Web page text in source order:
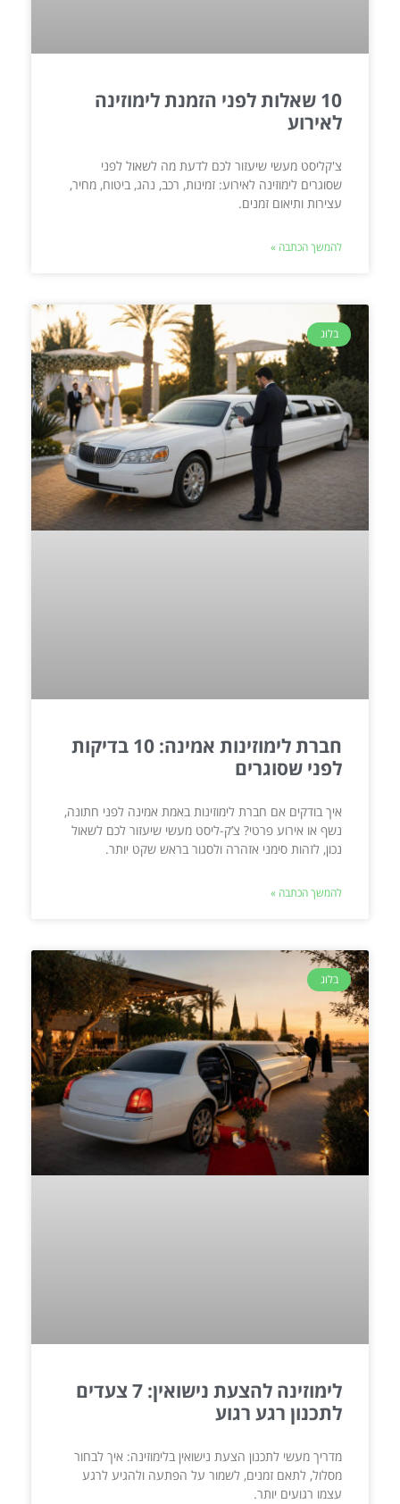
10 שאלות לפני הזמנת לימוזינה
לאירוע
צ'קליסט מעשי שיעזור לכם לדעת מה לשאול לפני
שסוגרים לימוזינה לאירוע: זמינות, רכב, נהג, ביטוח, מחיר,
עצירות ותיאום זמנים.
להמשך הכתבה »
בלוג
חברת לימוזינות אמינה: 10 בדיקות
לפני שסוגרים
איך בודקים אם חברת לימוזינות באמת אמינה לפני חתונה,
נשף או אירוע פרטי? צ’ק-ליסט מעשי שיעזור לכם לשאול
נכון, לזהות סימני אזהרה ולסגור בראש שקט יותר.
להמשך הכתבה »
בלוג
לימוזינה להצעת נישואין: 7 צעדים
לתכנון רגע רגוע
מדריך מעשי לתכנון הצעת נישואין בלימוזינה: איך לבחור
מסלול, לתאם זמנים, לשמור על הפתעה ולהגיע לרגע
עצמו רגועים יותר.